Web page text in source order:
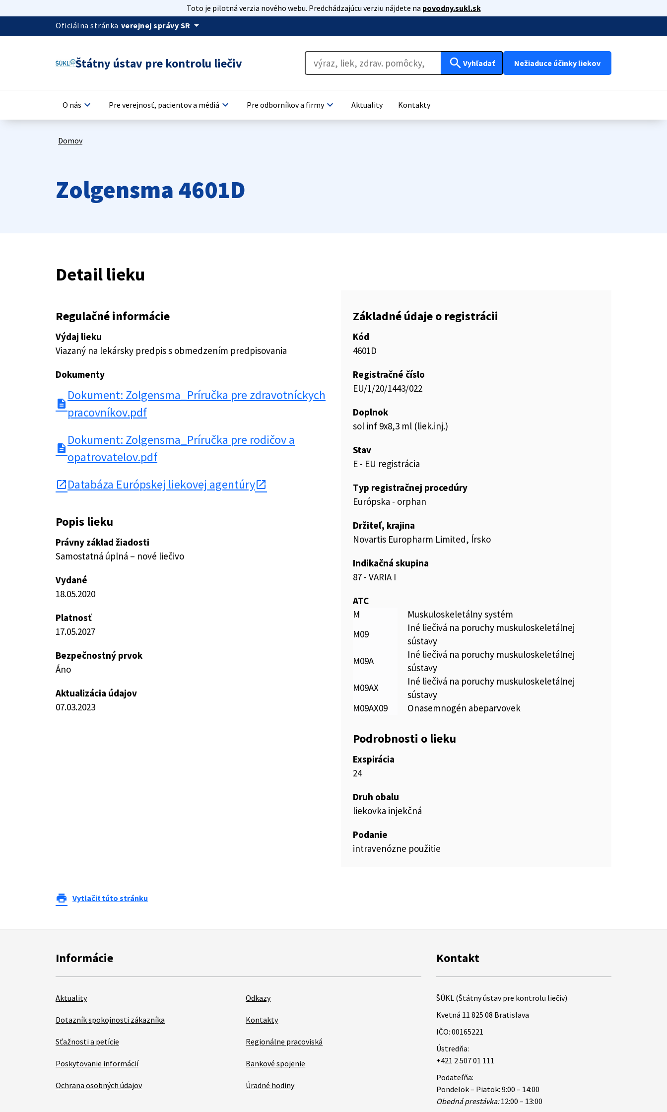
Toto je pilotná verzia nového webu. Predchádzajúcu verziu nájdete na povodny.sukl.sk
Oficiálna stránka verejnej správy SR arrow_drop_down
Štátny ústav pre kontrolu liečiv search Vyhľadať Nežiaduce účinky liekov
O nás keyboard_arrow_down Pre verejnosť, pacientov a médiá keyboard_arrow_down Pre odborníkov a firmykeyboard_arrow_down Aktuality Kontakty
Domov
Zolgensma 4601D
Detail lieku
Regulačné informácie
Výdaj lieku
Viazaný na lekársky predpis s obmedzením predpisovania
Dokumenty
description
Dokument: Zolgensma_Príručka pre zdravotníckych
pracovníkov.pdf
description
Dokument: Zolgensma_Príručka pre rodičov a
opatrovatelov.pdf
open_in_new Databáza Európskej liekovej agentúry
Popis lieku
Právny základ žiadosti
Samostatná úplná – nové liečivo
Vydané
18.05.2020
Platnosť
17.05.2027
Bezpečnostný prvok
Áno
Aktualizácia údajov
07.03.2023
Základné údaje o registrácii
Kód
4601D
Registračné číslo
EU/1/20/1443/022
Doplnok
sol inf 9x8,3 ml (liek.inj.)
Stav
E - EU registrácia
Typ registračnej procedúry
Európska - orphan
Držiteľ, krajina
Novartis Europharm Limited, Írsko
Indikačná skupina
87 - VARIA I
ATC
M
Muskuloskeletálny systém
M09
Iné liečivá na poruchy muskuloskeletálnej
sústavy
M09A
Iné liečivá na poruchy muskuloskeletálnej
sústavy
M09AX
Iné liečivá na poruchy muskuloskeletálnej
sústavy
M09AX09
Onasemnogén abeparvovek
Podrobnosti o lieku
Exspirácia
24
Druh obalu
liekovka injekčná
Podanie
intravenózne použitie
print Vytlačiť túto stránku
Informácie
Aktuality
Dotazník spokojnosti zákazníka
Sťažnosti a petície
Poskytovanie informácií
Ochrana osobných údajov
Odkazy
Kontakty
Regionálne pracoviská
Bankové spojenie
Úradné hodiny
Kontakt
ŠÚKL (Štátny ústav pre kontrolu liečiv)
Kvetná 11 825 08 Bratislava
IČO: 00165221
Ústredňa:
+421 2 507 01 111
Podateľňa:
Pondelok – Piatok: 9:00 – 14:00
Obedná prestávka:12:00 – 13:00